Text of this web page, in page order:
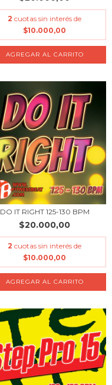
2 cuotas sin interés de
$10.000,00
DO IT RIGHT 125-130 BPM
$20.000,00
2 cuotas sin interés de
$10.000,00